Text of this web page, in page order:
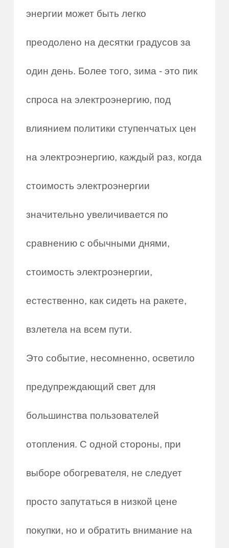
энергии может быть легко
преодолено на десятки градусов за
один день. Более того, зима - это пик
спроса на электроэнергию, под
влиянием политики ступенчатых цен
на электроэнергию, каждый раз, когда
стоимость электроэнергии
значительно увеличивается по
сравнению с обычными днями,
стоимость электроэнергии,
естественно, как сидеть на ракете,
взлетела на всем пути.
Это событие, несомненно, осветило
предупреждающий свет для
большинства пользователей
отопления. С одной стороны, при
выборе обогревателя, не следует
просто запутаться в низкой цене
покупки, но и обратить внимание на